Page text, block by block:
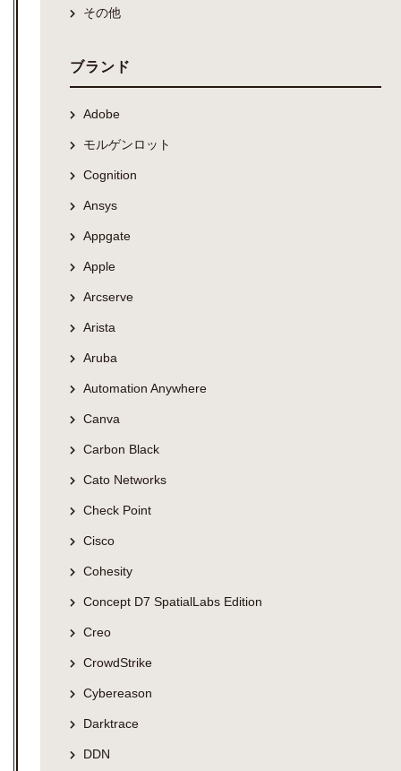
その他
ブランド
Adobe
モルゲンロット
Cognition
Ansys
Appgate
Apple
Arcserve
Arista
Aruba
Automation Anywhere
Canva
Carbon Black
Cato Networks
Check Point
Cisco
Cohesity
Concept D7 SpatialLabs Edition
Creo
CrowdStrike
Cybereason
Darktrace
DDN